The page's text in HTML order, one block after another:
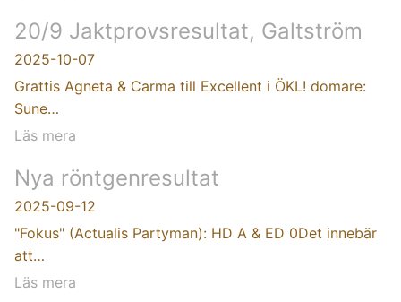
20/9 Jaktprovsresultat, Galtström
2025-10-07
Grattis Agneta & Carma till Excellent i ÖKL! domare:
Sune…
Läs mera
Nya röntgenresultat
2025-09-12
"Fokus" (Actualis Partyman): HD A & ED 0Det innebär
att…
Läs mera